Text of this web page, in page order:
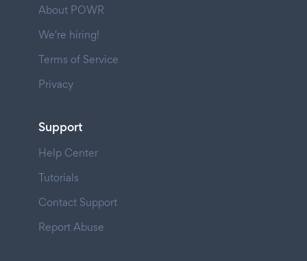
About POWR
We're hiring!
Terms of Service
Privacy
Support
Help Center
Tutorials
Contact Support
Report Abuse